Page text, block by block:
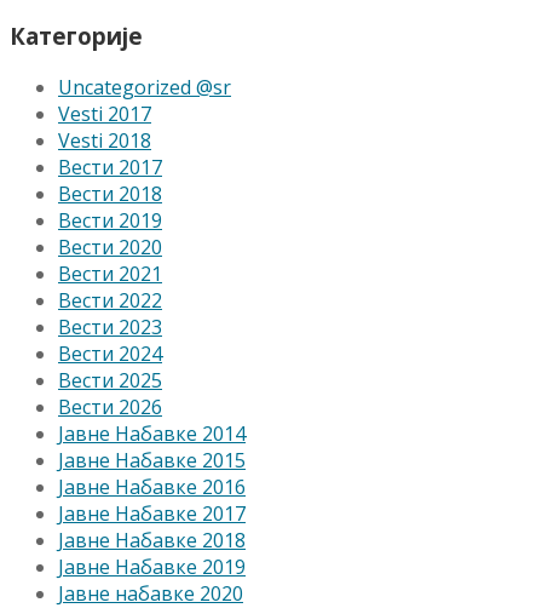
Категорије
Uncategorized @sr
Vesti 2017
Vesti 2018
Вести 2017
Вести 2018
Вести 2019
Вести 2020
Вести 2021
Вести 2022
Вести 2023
Вести 2024
Вести 2025
Вести 2026
Јавне Набавке 2014
Јавне Набавке 2015
Јавне Набавке 2016
Јавне Набавке 2017
Јавне Набавке 2018
Јавне Набавке 2019
Јавне набавке 2020